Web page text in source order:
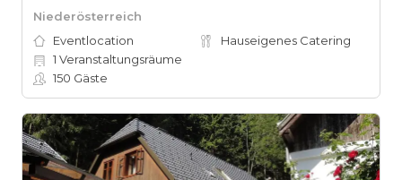
Niederösterreich
Eventlocation
Hauseigenes Catering
1 Veranstaltungsräume
150 Gäste